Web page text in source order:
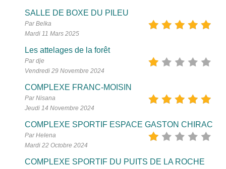
SALLE DE BOXE DU PILEU
Par Belka
Mardi 11 Mars 2025
Les attelages de la forêt
Par dje
Vendredi 29 Novembre 2024
COMPLEXE FRANC-MOISIN
Par Nisana
Jeudi 14 Novembre 2024
COMPLEXE SPORTIF ESPACE GASTON CHIRAC
Par Helena
Mardi 22 Octobre 2024
COMPLEXE SPORTIF DU PUITS DE LA ROCHE